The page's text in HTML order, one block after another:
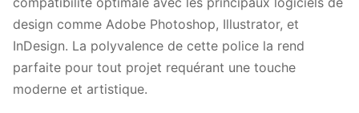
design comme Adobe Photoshop, Illustrator, et
InDesign. La polyvalence de cette police la rend
parfaite pour tout projet requérant une touche
moderne et artistique.